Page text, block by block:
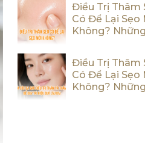
Điều Trị Thâm
Có Để Lại Sẹo
Không?
Điều Trị Thâm
Có Để Lại Sẹo
Không?